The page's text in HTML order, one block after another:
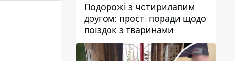
Подорожі з чотирилапим
другом: прості поради щодо
поїздок з тваринами